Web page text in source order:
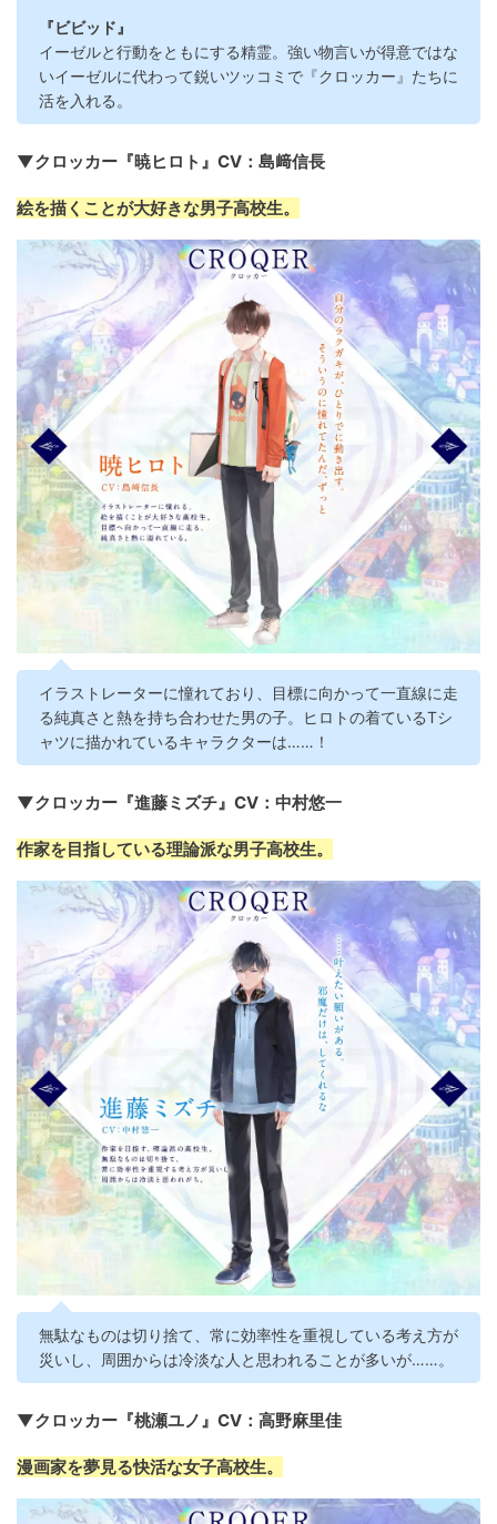
『ビビッド』
イーゼルと行動をともにする精霊。強い物言いが得意ではな
いイーゼルに代わって鋭いツッコミで『クロッカー』たちに
活を入れる。
▼クロッカー『暁ヒロト』CV：島﨑信長
絵を描くことが大好きな男子高校生。
イラストレーターに憧れており、目標に向かって一直線に走
る純真さと熱を持ち合わせた男の子。ヒロトの着ているTシ
ャツに描かれているキャラクターは……！
▼クロッカー『進藤ミズチ』CV：中村悠一
作家を目指している理論派な男子高校生。
無駄なものは切り捨て、常に効率性を重視している考え方が
災いし、周囲からは冷淡な人と思われることが多いが……。
▼クロッカー『桃瀬ユノ』CV：高野麻里佳
漫画家を夢見る快活な女子高校生。